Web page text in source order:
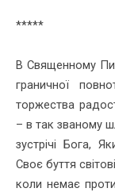
*****
В Священному
граничної
торжества
– в так званому
зустрічі Бога,
Своє буття
коли немає